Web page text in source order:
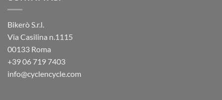
Bikerò S.r.l.
Via Casilina n.1115
00133 Roma
+3906 719 7403
info@cyclencycle.com